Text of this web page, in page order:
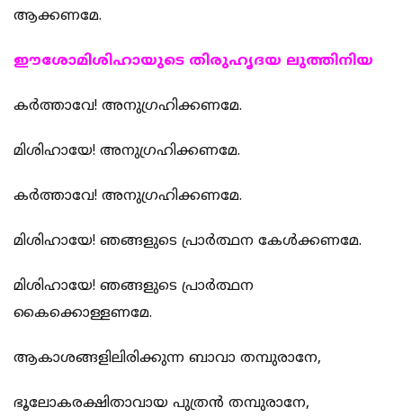
ആക്കണമേ.
ഈശോമിശിഹായുടെ തിരുഹൃദയ ലുത്തിനിയ
കര്‍ത്താവേ! അനുഗ്രഹിക്കണമേ.
മിശിഹായേ! അനുഗ്രഹിക്കണമേ.
കര്‍ത്താവേ! അനുഗ്രഹിക്കണമേ.
മിശിഹായേ! ഞങ്ങളുടെ പ്രാര്‍ത്ഥന കേള്‍ക്കണമേ.
മിശിഹായേ! ഞങ്ങളുടെ പ്രാര്‍ത്ഥന
കൈക്കൊള്ളണമേ.
ആകാശങ്ങളിലിരിക്കുന്ന ബാവാ തമ്പുരാനേ,
ഭൂലോകരക്ഷിതാവായ പുത്രന്‍ തമ്പുരാനേ,